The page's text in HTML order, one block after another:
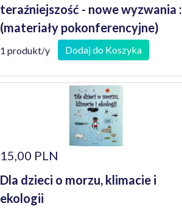
teraźniejszość - nowe wyzwania :
(materiały pokonferencyjne)
1 produkt/y Dodaj do Koszyka
15,00 PLN
Dla dzieci o morzu, klimacie i
ekologii